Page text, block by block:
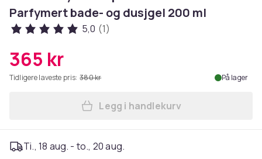
Parfymert bade- og dusjgel 200 ml
5,0 (1)
365 kr
Tidligere laveste pris: 380 kr På lager
Legg Versace Dylan
Legg i handlekurv
Ti., 18 aug. - to., 20 aug.